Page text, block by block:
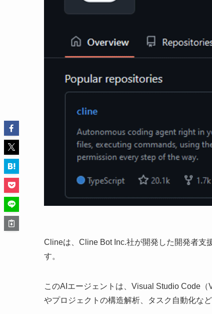
Clineは、Cline Bot Inc.社が開発した開発者支
す。
このAIエージェントは、Visual Studio Code
やプロジェクトの構造解析、タスク自動化な